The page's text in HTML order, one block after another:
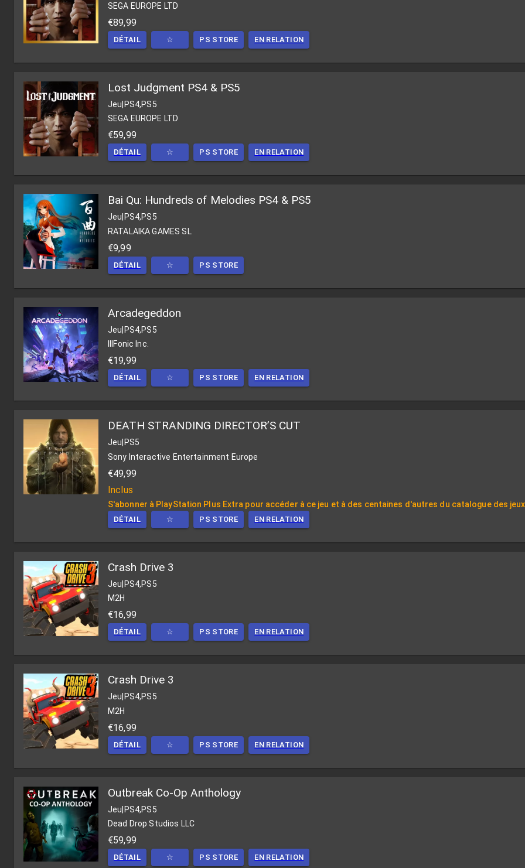
SEGA EUROPE LTD
€89,99
DÉTAIL ☆ PS STORE EN RELATION
Lost Judgment PS4 & PS5
Jeu|PS4,PS5
SEGA EUROPE LTD
€59,99
DÉTAIL ☆ PS STORE EN RELATION
Bai Qu: Hundreds of Melodies PS4 & PS5
Jeu PS4,PS5
RATALAIKA GAMES SL
€9,99
DÉTAIL ☆ PS STORE
Arcadegeddon
Jeu|PS4,PS5
IllFonic Inc.
€19,99
DÉTAIL ☆ PS STORE EN RELATION
DEATH STRANDING DIRECTOR’S CUT
Jeu PS5
Sony Interactive Entertainment Europe
€49,99
Inclus
S'abonner à PlayStation Plus Extra pour accéder à ce jeu et à des centaines d'autres du catalogue des jeux
DÉTAIL ☆ PS STORE EN RELATION
Crash Drive 3
Jeu|PS4,PS5
M2H
€16,99
DÉTAIL ☆ PS STORE EN RELATION
Crash Drive 3
Jeu PS4,PS5
M2H
€16,99
DÉTAIL ☆ PS STORE EN RELATION
Outbreak Co-Op Anthology
Jeu|PS4,PS5
Dead Drop Studios LLC
€59,99
DÉTAIL ☆ PS STORE EN RELATION